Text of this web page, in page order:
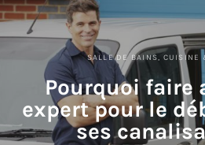
SALLE DE BAINS, CUISINE
Pourquoi faire
expert pour le
ses